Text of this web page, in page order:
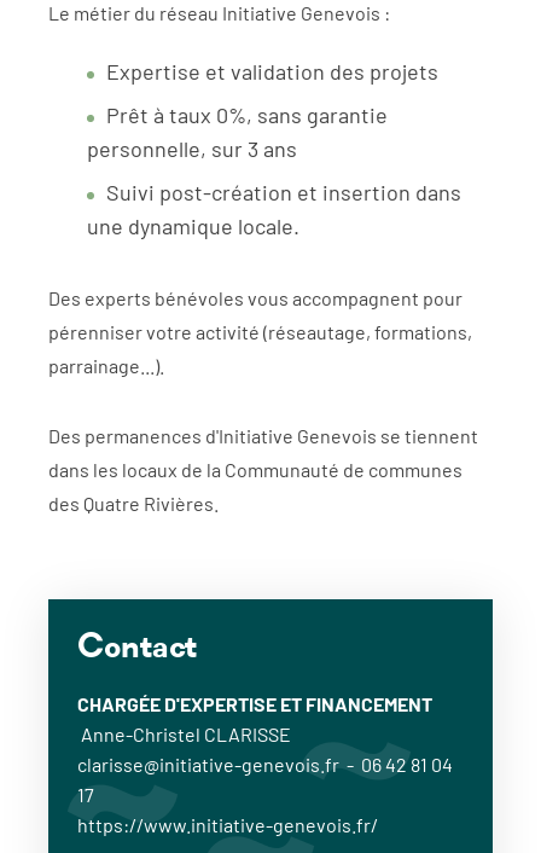
Le métier du réseau Initiative Genevois :
Expertise et validation des projets
Prêt à taux 0%, sans garantie
personnelle, sur 3 ans
Suivi post-création et insertion dans
une dynamique locale.
Des experts bénévoles vous accompagnent pour
pérenniser votre activité (réseautage, formations,
parrainage...).
Des permanences d'Initiative Genevois se tiennent
dans les locaux de la Communauté de communes
des Quatre Rivières.
Contact
CHARGÉE D'EXPERTISE ET FINANCEMENT
Anne-Christel CLARISSE
clarisse@initiative-genevois.fr - 06 42 81 04
17
https://www.initiative-genevois.fr/